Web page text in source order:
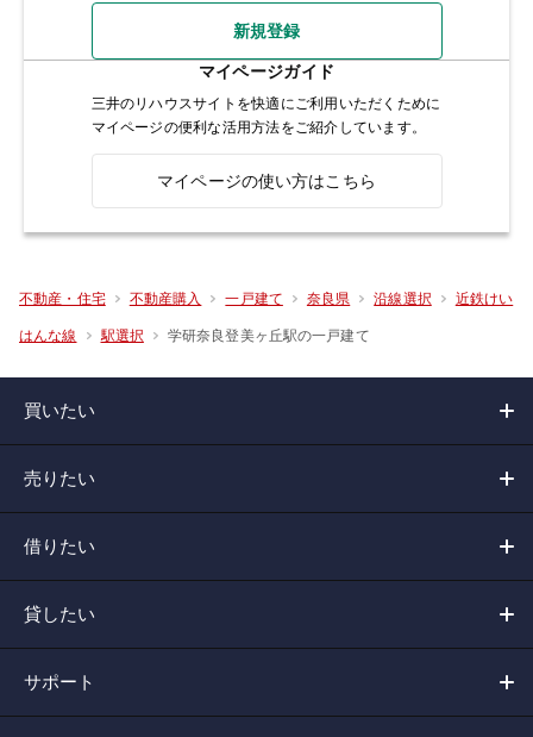
新規登録
マイページガイド
三井のリハウスサイトを快適にご利用いただくために
マイページの便利な活用方法をご紹介しています。
マイページの使い方はこちら
不動産・住宅 不動産購入 一戸建て 奈良県 沿線選択 近鉄けい
はんな線 駅選択 学研奈良登美ヶ丘駅の一戸建て
買いたい
売りたい
借りたい
貸したい
サポート